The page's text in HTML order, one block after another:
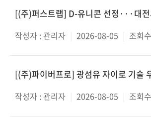
작성자 : 관리자 2026-08-05 조회
[(주)파이버프로] 광섬유 자이로 기술
작성자 : 관리자 2026-08-05 조회